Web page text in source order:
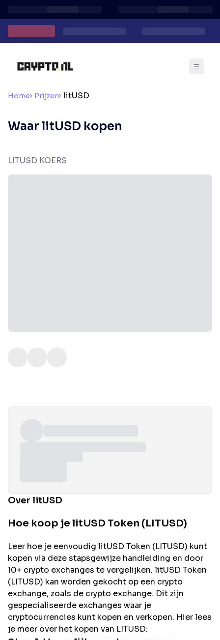
Home Prijzen litUSD
Waar litUSD kopen
LITUSD KOERS
Over litUSD
Hoe koop je litUSD Token (LITUSD)
Leer hoe je eenvoudig litUSD Token (LITUSD) kunt
kopen via deze stapsgewijze handleiding en door
10+ crypto exchanges te vergelijken. litUSD Token
(LITUSD) kan worden gekocht op een crypto
exchange, zoals de crypto exchange. Dit zijn
gespecialiseerde exchanges waar je
cryptocurrencies kunt kopen en verkopen. Hier lees
je meer over het kopen van LITUSD: